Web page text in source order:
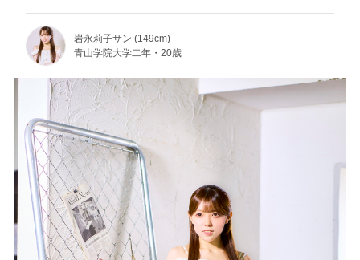
岩永莉子サン (149cm)
青山学院大学二年・20歳